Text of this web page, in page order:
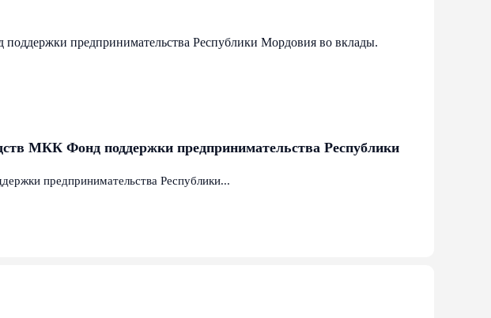
МКК Фонд поддержки предпринимательства Республики
предпринимательства Республики...